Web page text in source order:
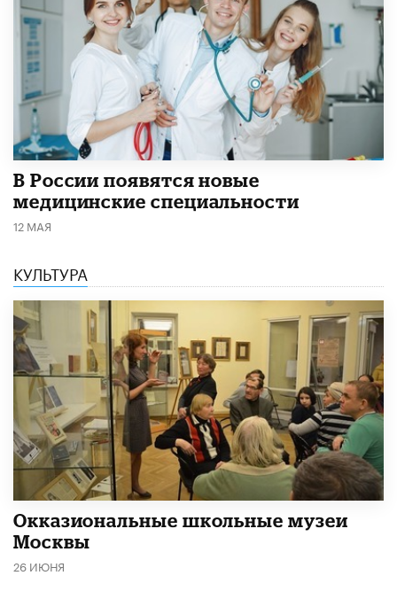
В России появятся новые
медицинские специальности
12 МАЯ
КУЛЬТУРА
​Окказиональные школьные музеи
Москвы
26 ИЮНЯ